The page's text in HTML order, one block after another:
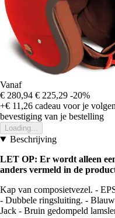
Vanaf
€ 280,94 € 225,29 -20%
+€ 11,26 cadeau voor je
bevestiging van je bestelling
Loading...
Beschrijving
LET OP: Er wordt alleen
anders vermeld in de
Kap van composietvezel. -
- Dubbele ringsluiting. -
Jack - Bruin gedompeld